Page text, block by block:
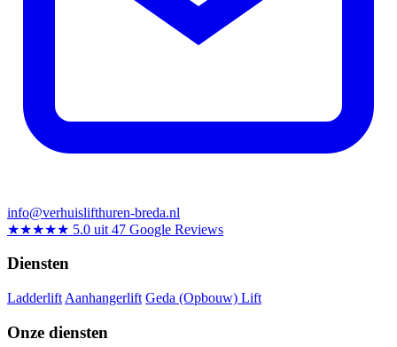
info@verhuislifthuren-breda.nl
★★★★★ 5.0 uit 47 Google Reviews
Diensten
Ladderlift Aanhangerlift Geda (Opbouw) Lift
Onze diensten